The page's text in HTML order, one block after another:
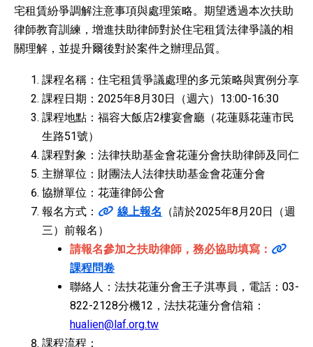
宅租賃紛爭調解注意事項與處理策略。期望透過本次扶助
律師教育訓練，增進扶助律師對於住宅租賃法律爭議的相
關理解，並提升爾後對於案件之辦理品質。
課程名稱：住宅租賃爭議處理的多元策略與實例分享
課程日期：2025年8月30日（週六）13:00-16:30
課程地點：福容大飯店2樓宴會廳（花蓮縣花蓮市民
生路51號）
課程對象：法律扶助基金會花蓮分會扶助律師及同仁
主辦單位：財團法人法律扶助基金會花蓮分會
協辦單位：花蓮律師公會
報名方式：
線上報名
（請於2025年8月20日（週
三）前報名）
請報名參加之扶助律師，務必協助填寫：
課程問卷
聯絡人：法扶花蓮分會王子淇專員，電話：03-
822-2128分機12，法扶花蓮分會信箱：
hualien@laf.org.tw
課程流程：